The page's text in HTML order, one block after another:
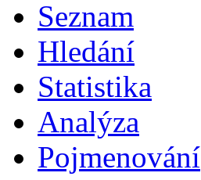
Seznam
Hledání
Statistika
Analýza
Pojmenování